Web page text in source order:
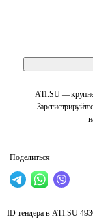
ATI.SU —
Поделиться
ID тендера в ATI.SU